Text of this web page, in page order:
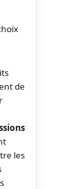
de
les